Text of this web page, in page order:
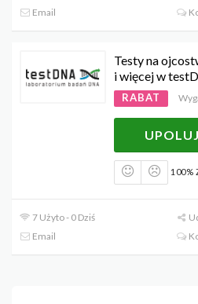
Email
Testy na
i więcej w
RABAT
100%
7 Użyto - 0 Dziś
Email